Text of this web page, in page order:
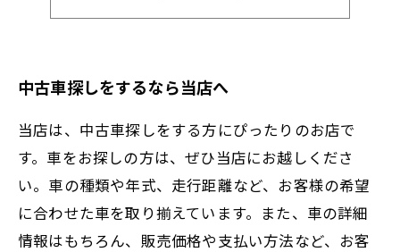
地域密着で親切丁寧なサービス
中古車探しをするなら当店へ
当店は、中古車探しをする方にぴったりのお店で
す。車をお探しの方は、ぜひ当店にお越しくださ
い。車の種類や年式、走行距離など、お客様の希望
に合わせた車を取り揃えています。また、車の詳細
情報はもちろん、販売価格や支払い方法など、お客